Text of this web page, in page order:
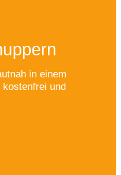
in einem
und